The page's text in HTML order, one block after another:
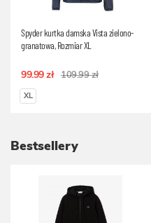
Spyder kurtka damska Vista zielono-
granatowa, Rozmiar XL
99.99 zł 109.99 zł
XL
Bestsellery